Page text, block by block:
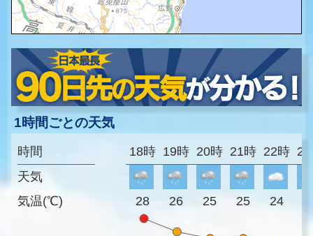
1時間ごとの天気
時間
天気
気温(℃)
18時 19時 20時 21時 22時
28 26 25 25 24